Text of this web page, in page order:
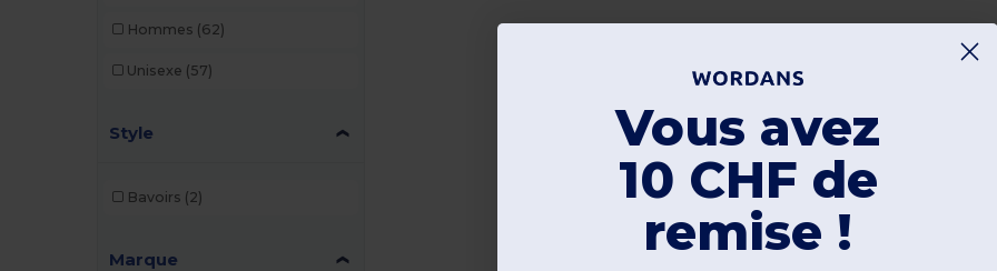
Hommes (62)
Unisexe (57)
Style
Bavoirs (2)
Marque
Vous avez
10 CHF de
remise !